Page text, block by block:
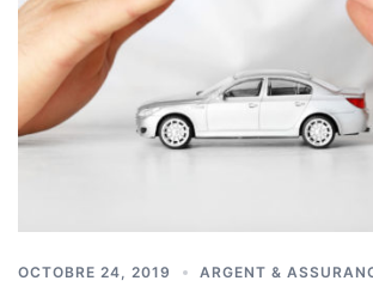
OCTOBRE 24, 2019 ARGENT &